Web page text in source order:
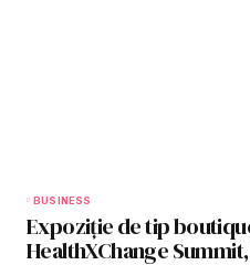
BUSINESS
Expoziție de tip
HealthXChange